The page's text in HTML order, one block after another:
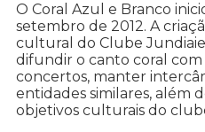
O Coral Azul e Branco
setembro de 2012. A
cultural do Clube
difundir o canto coral com
concertos, manter
entidades similares, além
objetivos culturais do